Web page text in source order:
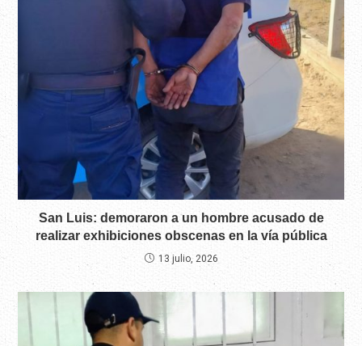
San Luis: demoraron a un hombre acusado de
realizar exhibiciones obscenas en la vía pública
13 julio, 2026